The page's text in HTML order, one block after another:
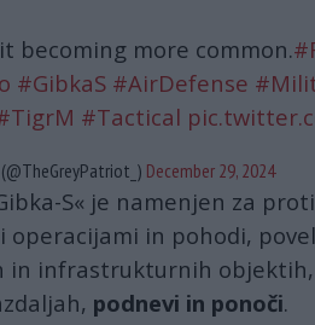
becoming more common.
#GibkaS #AirDefense
#Tactical
December 29, 2024
S« je namenjen za
operacijami in pohodi,
in infrastrukturnih
podnevi in ​​ponoči.